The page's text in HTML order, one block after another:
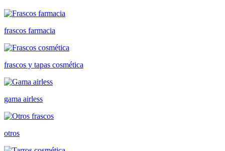
frascos farmacia
frascos y tapas cosmética
gama airless
otros